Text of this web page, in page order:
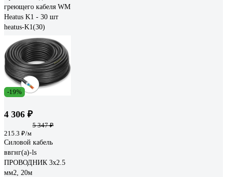
греющего кабеля WM
Heatus K1 - 30 шт
heatus-K1(30)
-19%
4 306 ₽
5 347 ₽
215.3 ₽/м
Силовой кабель
ввгнг(a)-ls
ПРОВОДНИК 3x2.5
мм2, 20м